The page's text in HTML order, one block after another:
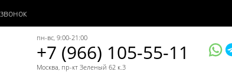
пн-вс, 9:00-21:00
+7 (966) 105-55-11
Москва, пр-кт Зеленый 62 к.3